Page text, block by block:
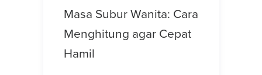
Masa Subur Wanita: Cara
Menghitung agar Cepat
Hamil